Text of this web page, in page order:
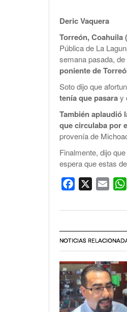
Deric Vaquera
Torreón, Coahuila
Pública de La
semana pasada, de
poniente de
Soto dijo que
tenía que pasaray
También aplaudió
que circulaba por
provenía de
Finalmente, dijo
espera que estas
Facebook Email
NOTICIAS